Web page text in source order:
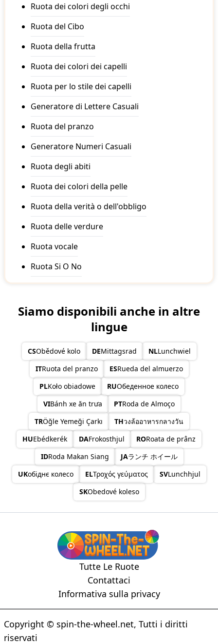
Ruota dei colori degli occhi
Ruota del Cibo
Ruota della frutta
Ruota dei colori dei capelli
Ruota per lo stile dei capelli
Generatore di Lettere Casuali
Ruota del pranzo
Generatore Numeri Casuali
Ruota degli abiti
Ruota dei colori della pelle
Ruota della verità o dell'obbligo
Ruota delle verdure
Ruota vocale
Ruota Si O No
Siamo disponibili anche in altre
lingue
CSObědové kolo DEMittagsrad NLLunchwiel
ITRuota del pranzo ESRueda del almuerzo
PLKoło obiadowe RUОбеденное колесо
VIBánh xe ăn trưa PTRoda de Almoço
TRÖğle Yemeği Çarkı THวงล้ออาหารกลางวัน
HUEbédkerék DAFrokosthjul RORoata de prânz
IDRoda Makan Siang JAランチ ホイール
UKобіднє колесо ELΤροχός γεύματος SVLunchhjul
SKObedové koleso
Tutte Le Ruote
Contattaci
Informativa sulla privacy
Copyright © spin-the-wheel.net, Tutti i diritti
riservati